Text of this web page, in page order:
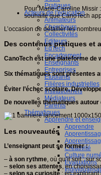
Pratiques
Acteurs de l'éducation
Animateurs
Chercheurs
Collectivités
Editeurs
EdTech
Encadrement
Enseignants
Entreprises
Etudiants
Filières industrielles
Institutionnels
Médiateurs
Parents
Thématiques
Apprendre et
Apprendre
Créativité
Culture
Evaluations
Pour Marie-Caroline Missir
souhaité que CanoTech
L’occasion de détailler les
Des contenus pratiques et
CanoTech est une plateforme
Six thématiques sont présentes
Éviter l’échec scolaire,
De nouvelles thématiques
Les nouveautés
L’enseignant peut se former :
– à son rythme, où qu’il soit : sur
– selon ses attentes, en
– selon sa curiosité : en